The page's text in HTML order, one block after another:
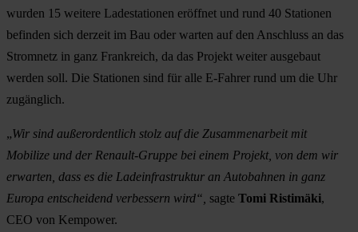
wurden 15 weitere Ladestationen eröffnet und rund 40 Stationen
befinden sich derzeit im Bau oder warten auf den Anschluss an das
Stromnetz in ganz Frankreich, da das Projekt weiter ausgebaut
werden soll. Die Stationen sind für alle E-Fahrer rund um die Uhr
zugänglich.
„Wir sind außerordentlich stolz auf die Zusammenarbeit mit
Mobilize und der Renault-Gruppe bei einem Projekt, von dem wir
erwarten, dass es die Ladeinfrastruktur an Autobahnen in ganz
Europa entscheidend verbessern wird“, sagte Tomi Ristimäki,
CEO von Kempower.